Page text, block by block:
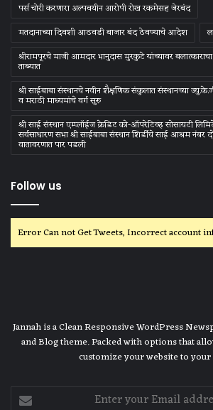
पर्स चोरी करणारा अल्पवयीन आरोपी रोख रकमेसह जेरबंद
मतदानाच्या दिवशी आठवडी बाजार बंद ठेवण्याचे आदेश
श्रीरामपूरचे माजी आमदार भानुदास मुरकुटे यांच्यावर
ताब्यात
श्री साईबाबा संस्‍थानचे नवीन शैक्षणिक संकुलात संस्‍थानच्‍या
व मराठी माध्‍यमांचे वर्ग सुरु
श्री साई संस्थान एम्प्लॉईज क्रेडिट को-ऑपरेटिव्ह सोसायटी
सर्वसाधारण सभा श्री साईबाबा संस्थान शिर्डीचे साई आश्रम नंबर
वातावरणात पार पडली
Follow us
Error Can not Get Tweets, Incorrect account
Jannah is a Clean Responsive WordPress
and Blog theme. Packed with options that
customize your website to your
Enter